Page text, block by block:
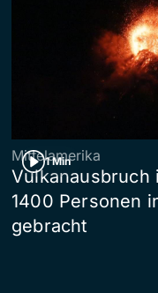
1 Min
Mittelamerika
Vulkanausbruch
1400 Personen
gebracht